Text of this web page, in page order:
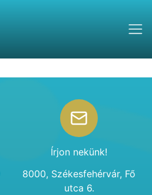
Írjon nekünk!
8000, Székesfehérvár, Fő
utca 6.